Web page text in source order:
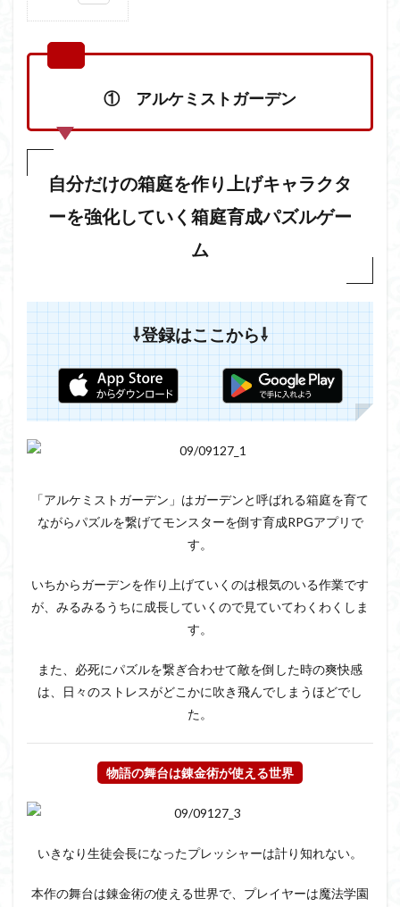
アル
ケミ
最強
でん
ク
スペ
ショ
4
タジ
ー
① アルケミストガーデン
自分だけの箱庭を作り上げキャラクタ
ーを強化していく箱庭育成パズルゲー
ム
⇩登録はここから⇩
「アルケミストガーデン」はガーデンと呼ばれる箱庭を育て
ながらパズルを繋げてモンスターを倒す育成RPGアプリで
す。
いちからガーデンを作り上げていくのは根気のいる作業です
が、みるみるうちに成長していくので見ていてわくわくしま
す。
また、必死にパズルを繋ぎ合わせて敵を倒した時の爽快感
は、日々のストレスがどこかに吹き飛んでしまうほどでし
た。
物語の舞台は錬金術が使える世界
いきなり生徒会長になったプレッシャーは計り知れない。
本作の舞台は錬金術の使える世界で、プレイヤーは魔法学園